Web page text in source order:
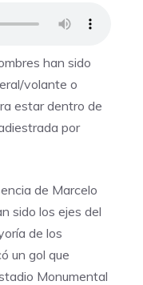
han sido
volante o
estar dentro de
por
de Marcelo
sido los ejes del
de los
un gol que
Monumental